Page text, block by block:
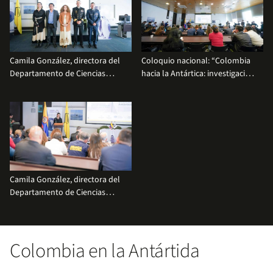
Colombiano muestran la
agenda científica antártica de
Colombia.
Camila González, directora del
Departamento de Ciencias
Para Sánches, director de
Soberanía Territorial del
Ministerio de Exteriores; Yesenia
Olaya, ministra de Ciencia,
Tecnología e Innovación;
Capitán de Nav
Coloquio nacional: “Colombia
hacia la Antártica: investigación
Camila González, directora del
Departamento de Ciencias
Colombia en la Antártida